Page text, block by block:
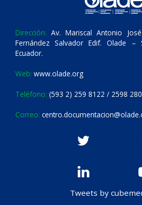
Dirección: Av. Mariscal Antonio
Fernández Salvador Edif. Olade
Ecuador.
Web: www.olade.org
Teléfono: (593 2) 259 8122 / 2598 280
Correo:
Tweets by